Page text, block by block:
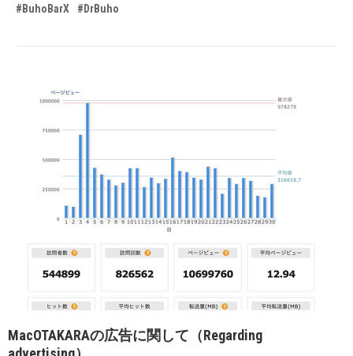
#BuhoBarX #DrBuho
MacOTAKARAの広告に関して（Regarding